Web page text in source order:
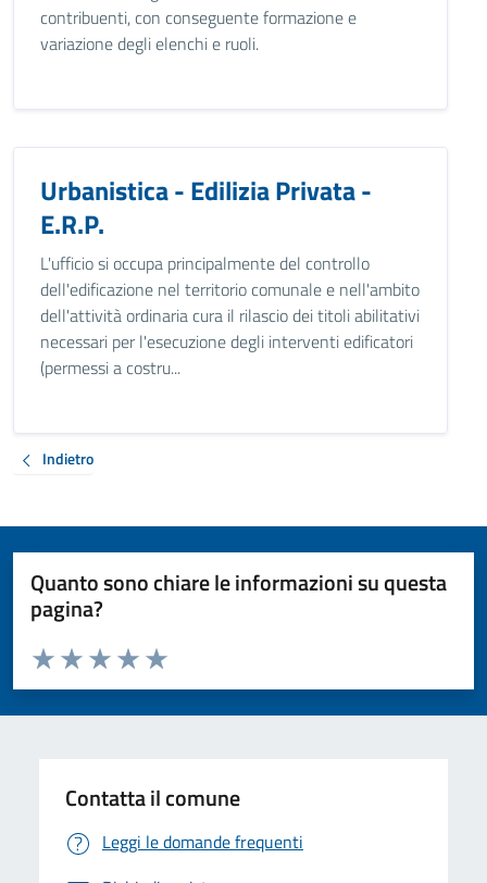
contribuenti, con conseguente formazione e
variazione degli elenchi e ruoli.
Urbanistica - Edilizia Privata -
E.R.P.
L'ufficio si occupa principalmente del controllo
dell'edificazione nel territorio comunale e nell'ambito
dell'attività ordinaria cura il rilascio dei titoli abilitativi
necessari per l'esecuzione degli interventi edificatori
(permessi a costru...
Indietro
Quanto sono chiare le informazioni su questa
pagina?
Valuta da 1 a 5 stelle la pagina
Valuta 5 stelle su 5
Valuta 4 stelle su 5
Valuta 3 stelle su 5
Valuta 2 stelle su 5
Valuta 1 stelle su 5
Contatta il comune
Leggi le domande frequenti